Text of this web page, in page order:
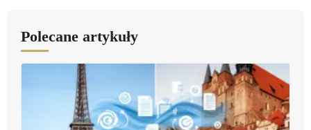
Polecane artykuły